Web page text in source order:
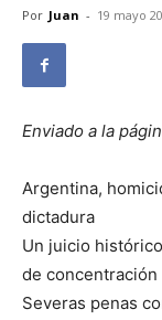
Por Juan - 19 mayo
Enviado a la
Argentina,
dictadura
Un juicio
de concentración
Severas penas